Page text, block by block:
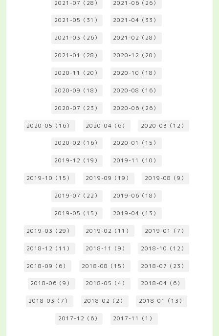
2021-07（28） 2021-06（26）
2021-05（31） 2021-04（33）
2021-03（26） 2021-02（28）
2021-01（28） 2020-12（20）
2020-11（20） 2020-10（18）
2020-09（18） 2020-08（16）
2020-07（23） 2020-06（26）
2020-05（16） 2020-04（6） 2020-03（12）
2020-02（16） 2020-01（15）
2019-12（19） 2019-11（10）
2019-10（15） 2019-09（19） 2019-08（9）
2019-07（22） 2019-06（18）
2019-05（15） 2019-04（13）
2019-03（29） 2019-02（11） 2019-01（7）
2018-12（11） 2018-11（9） 2018-10（12）
2018-09（6） 2018-08（15） 2018-07（23）
2018-06（9） 2018-05（4） 2018-04（6）
2018-03（7） 2018-02（2） 2018-01（13）
2017-12（6） 2017-11（1）